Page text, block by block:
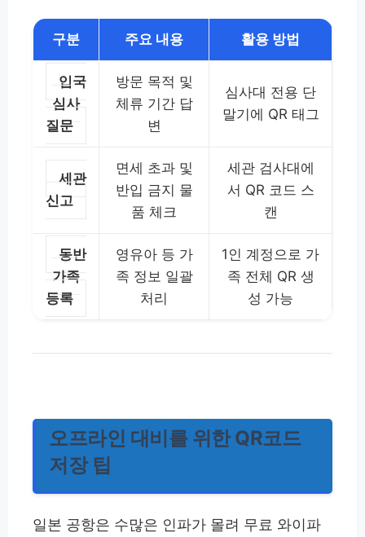
구분 주요 내용 활용 방법
입국
심사
질문
방문 목적 및
체류 기간 답
변
심사대 전용 단
말기에 QR 태그
세관
신고
면세 초과 및
반입 금지 물
품 체크
세관 검사대에
서 QR 코드 스
캔
동반
가족
등록
영유아 등 가
족 정보 일괄
처리
1인 계정으로 가
족 전체 QR 생
성 가능
오프라인 대비를 위한 QR코드
저장 팁
일본 공항은 수많은 인파가 몰려 무료 와이파